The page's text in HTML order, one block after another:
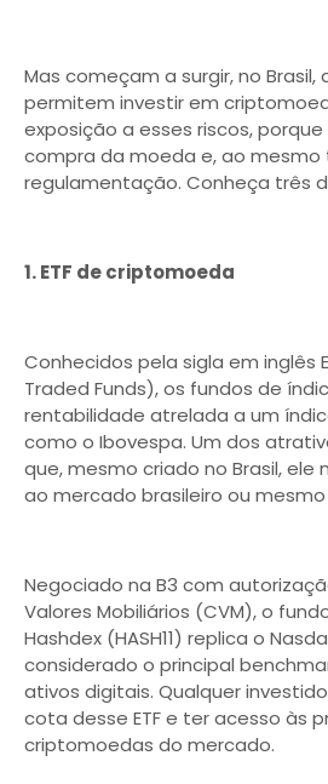
Mas começam a surgir, no
permitem investir em
exposição a esses riscos,
compra da moeda e, ao
regulamentação. Conheça três
1. ETF de criptomoeda
Conhecidos pela sigla em inglês
Traded Funds), os fundos de
rentabilidade atrelada a um
como o Ibovespa. Um dos
que, mesmo criado no Brasil, ele
ao mercado brasileiro ou
Negociado na B3 com
Valores Mobiliários (CVM), o
Hashdex (HASH11) replica o
considerado o principal
ativos digitais. Qualquer
cota desse ETF e ter acesso às
criptomoedas do mercado.